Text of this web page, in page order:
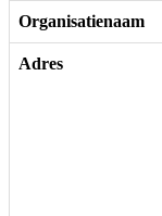
Organisatienaam
Adres